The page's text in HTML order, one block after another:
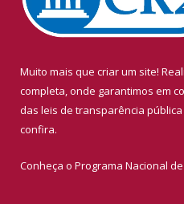
Muito mais que criar um site!
completa, onde garantimos em
das leis de transparência
confira.
Conheça o Programa Nacional